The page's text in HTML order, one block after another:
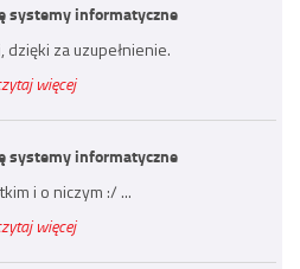
systemy informatyczne
dzięki za uzupełnienie.
więcej
systemy informatyczne
i o niczym :/ ...
więcej